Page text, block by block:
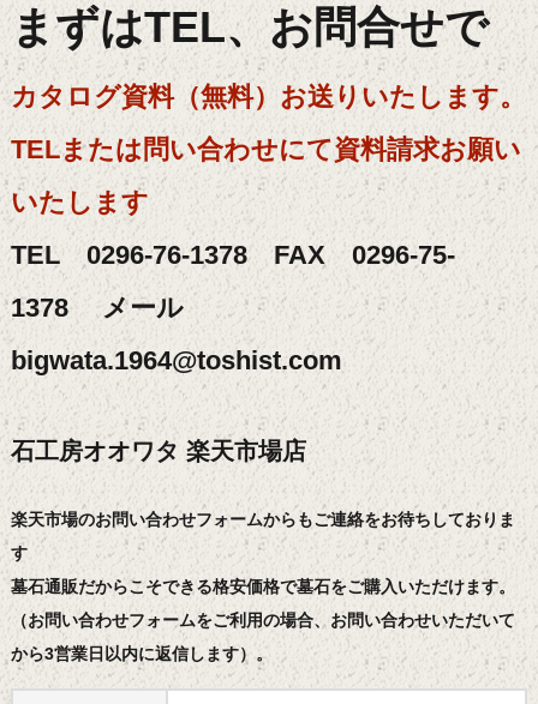
まずはTEL、お問合せで
カタログ資料（無料）お送りいたします。
TELまたは問い合わせにて資料請求お願い
いたします
TEL 0296-76-1378 FAX 0296-75-
1378 メール
bigwata.1964@toshist.com
石工房オオワタ 楽天市場店
楽天市場のお問い合わせフォームからもご連絡をお待ちしておりま
す
墓石通販だからこそできる格安価格で墓石をご購入いただけます。
（お問い合わせフォームをご利用の場合、お問い合わせいただいて
から3営業日以内に返信します）。